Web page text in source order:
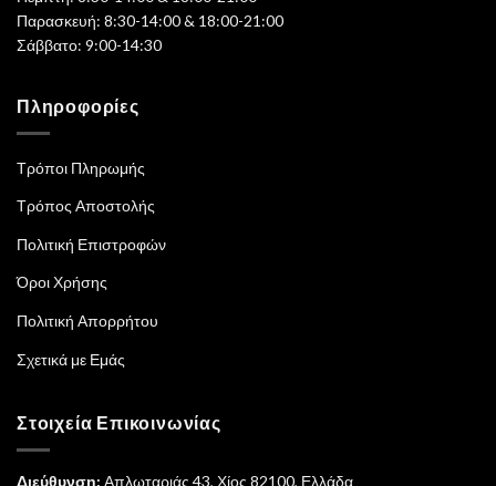
Παρασκευή: 8:30-14:00 & 18:00-21:00
Σάββατο: 9:00-14:30
Πληροφορίες
Τρόποι Πληρωμής
Τρόπος Αποστολής
Πολιτική Επιστροφών
Όροι Χρήσης
Πολιτική Απορρήτου
Σχετικά με Εμάς
Στοιχεία Επικοινωνίας
Διεύθυνση: Απλωταριάς 43, Χίος 82100, Ελλάδα